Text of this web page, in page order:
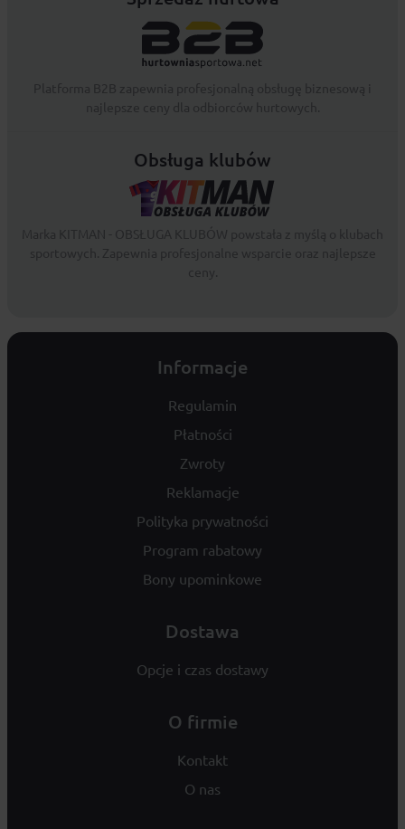
Obsługa klubów
Informacje
Regulamin
Płatności
Zwroty
Reklamacje
Polityka prywatności
Program rabatowy
Bony upominkowe
Dostawa
Opcje i czas dostawy
O firmie
Kontakt
O nas